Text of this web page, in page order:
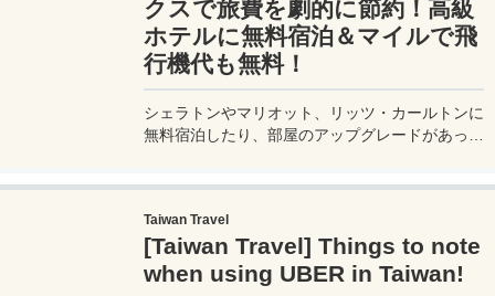
クスで旅費を劇的に節約！高級
ホテルに無料宿泊＆マイルで飛
行機代も無料！
シェラトンやマリオット、リッツ・カールトンに
無料宿泊したり、部屋のアップグレードがあった
カード 」の魅力とメリット、デメリットを交え
詳しく紹介していきたい。
Taiwan Travel
[Taiwan Travel] Things to note
when using UBER in Taiwan!